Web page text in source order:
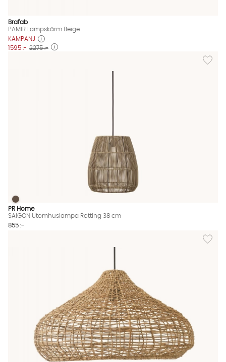
Brafab
PAMIR Lampskärm Beige
KAMPANJ
1595 :- 2275 :-
Lägg
SAIGON Utomhuslampa Rotting 38 cm Finns även i dessa
SAIGON Utomhuslampa Rotting 38 cm
PR Home
SAIGON Utomhuslampa Rotting 38 cm
855 :-
Lägg